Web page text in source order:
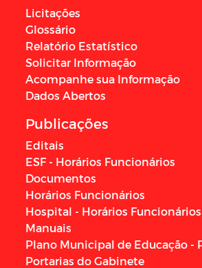
Licitações
Glossário
Relatório Estatístico
Solicitar Informação
Acompanhe sua Informação
Dados Abertos
Publicações
Editais
ESF - Horários Funcionários
Documentos
Horários Funcionários
Hospital - Horários Funcionários
Manuais
Plano Municipal de Educação -
Portarias do Gabinete